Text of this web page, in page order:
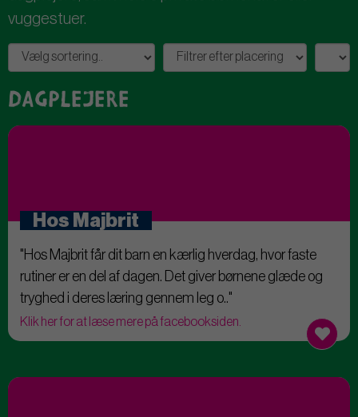
vuggestuer.
Dagplejere
Hos Majbrit
"Hos Majbrit får dit barn en kærlig hverdag, hvor faste
rutiner er en del af dagen. Det giver børnene glæde og
tryghed i deres læring gennem leg o.."
Klik her for at læse mere på facebooksiden.